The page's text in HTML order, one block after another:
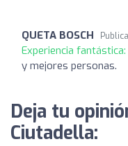
QUETA BOSCH
Experiencia fantástica:
y mejores personas.
Deja tu
Ciutadella: